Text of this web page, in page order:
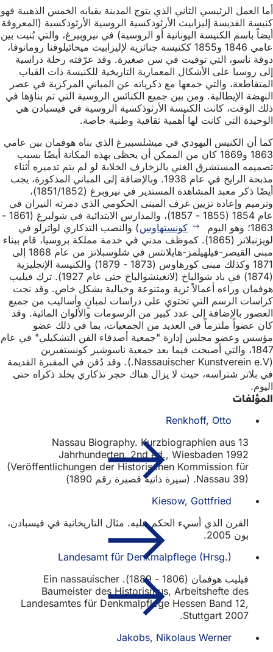
أما العمل الرئيسي الثاني الذي يتوج المدينة بقبابه الخمس الذهبية فهو
كنيسة القديسة إليزابيث الأرثوذكسية الروسية الأرثوذكسية (المعروفة
أيضاً باسم الكنيسة اليونانية أو الروسية) في نيروبيرغ، والتي بُنيت بين
عامي 1846 و1855 ككنيسة جنائزية لإليزابيث ميخائيلوفنا رومانوفا،
دوقة ناسو، التي توفيت في سن صغيرة. وقد عرّفته رحلة دراسية
إلى روسيا على الأشكال المعمارية التاريخية للكنيسة ذات القباب
المتقاطعة، والتي جمعها مع ذكرياته عن المباني المركزية في عصر
النهضة الإيطالية. ومن بين جميع الكنائس الروسية التي تم بناؤها في
ذلك الوقت، كانت الكنيسة الأرثوذكسية الروسية في فيسبادن هي
الوحيدة التي كانت لها أهمية ثقافية وطنية خاصة.
كما أن الكنيس اليهودي في ميشلسبيرغ الذي بناه هوفمان بين عامي
1863 و1869 كان من الممكن أن يحظى بهذه المكانة أيضًا بسبب
تصميمه المستشرق الغني بالزخارف الخلابة لو لم يتم تدميره أثناء
مذبحة الرايخ في عام 1938. وبالإضافة إلى المباني المذكورة، يجب
أيضًا ذكر معبد المشاهدة المستدير في نيروبرغ (1851/1852)،
وترميم وإعادة تزيين غرف المبنى الحكومي الذي دمرته النيران في
عام 1854 (1855 - 1857)، والمدارس الابتدائية في شولبرغ (1861 -
1863؛ وهو اليوم
كونستهاوس) والنصب التذكاري لواترلو في
لويزنبلاتز (1865). كموظف مدني في خدمة مملكة بروسيا، قام ببناء
مبنى القيصر-فيلهيلمز-هايلانتس في شلوسبلاتز من عام 1868 إلى
1871 وكذلك مبنى كورهاوس (1873 - 1879) والكنيسة الإنجليزية
(1874) في باد شوالباخ (لانغينشوالباخ حتى عام 1927). ترك فيليب
هوفمان وراءه أعمالاً ثرية ومتنوعة وخيالية بشكل خاص. وقد نجت
كراسات الرسم التي تحتوي على دراسات لمبانٍ وأساليب من جميع
العصور بالإضافة إلى عدد كبير من الرسومات والألوان المائية. وقد
كان عضواً ملتزماً في العديد من الجمعيات، بما في ذلك عضو
مؤسس وعضو مجلس إدارة "جمعية أصدقاء الفن التشكيلي" في عام
1847، والتي أصبحت فيما بعد جمعية ناسوشير كونستفيرين
(Nassauischer Kunstverein e.V.). وقد دُفن في المقبرة القديمة
في بلاتر شتراسه، حيث لا يزال هناك حجر تذكاري يخلد ذكراه حتى
اليوم.
المؤلفات
Renkhoff, Otto
Nassau Biography. Kurzbiographien aus 13
Jahrhunderten, 2nd ed., Wiesbaden 1992
(Veröffentlichungen der Historischen Kommission für
Nassau 39). (سيرة ذاتية قصيرة رقم 1890)
Kiesow, Gottfried
القرن الذي أسيء الحكم عليه. مثال التاريخانية في فيسبادن،
بون 2005.
Landesamt für Denkmalpflege (Hrsg.)
فيليب هوفمان (1806 - 1889). Ein nassauischer
Baumeister des Historismus, Arbeitshefte des
Landesamtes für Denkmalpflege Hessen Band 12,
Stuttgart 2007.
Jakobs, Nikolaus Werner